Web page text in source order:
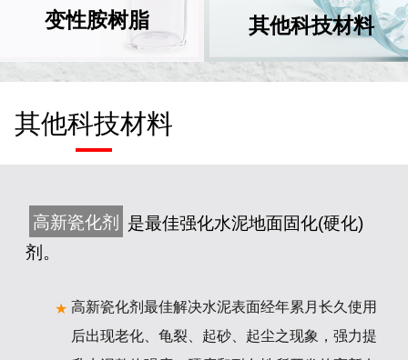
变性胺树脂 其他科技材料
其他科技材料
高新瓷化剂
是最佳强化水泥地面固化(硬化)
剂。
高新瓷化剂最佳解决水泥表面经年累月长久使用
后出现老化、龟裂、起砂、起尘之现象，强力提